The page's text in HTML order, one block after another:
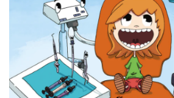
14+ ani
2-5 ani
5-7 ani